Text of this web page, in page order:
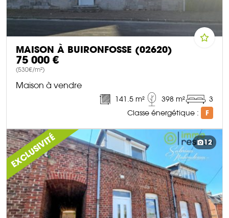
MAISON À BUIRONFOSSE (02620)
75 000 €
(530€/m²)
Maison à vendre
141.5 m² 398 m²
3
Classe énergétique :
F
DÉCOUVRIR CE BIEN
EXCLUSIVITÉ 12